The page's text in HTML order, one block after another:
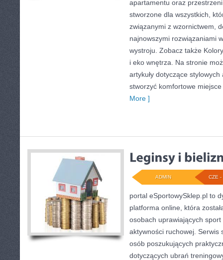
apartamentu oraz
stworzone dla wszystkich,
związanymi z wzornictwem,
najnowszymi rozwiązaniami
wystroju. Zobacz także
i eko wnętrza. Na stronie
artykuły dotyczące
stworzyć komfortowe
More ]
CZE -
ADMIN
portal eSportowySklep.pl to
platforma online, która
osobach uprawiających sport
aktywności ruchowej. Serwis
osób poszukujących
dotyczących ubrań